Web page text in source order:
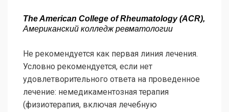
The American College of Rheumatology (ACR),
Американский колледж ревматологии
Не рекомендуется как первая линия лечения.
Условно рекомендуется, если нет
удовлетворительного ответа на проведенное
лечение: немедикаментозная терапия
(физиотерапия, включая лечебную